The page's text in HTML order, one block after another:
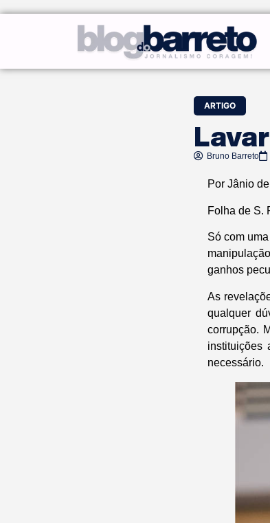
ARTIGO
Bruno Barreto
Por Jânio
Folha de S.
Só com
ganhos
As
qualquer
corrupção.
instituições
necessário.